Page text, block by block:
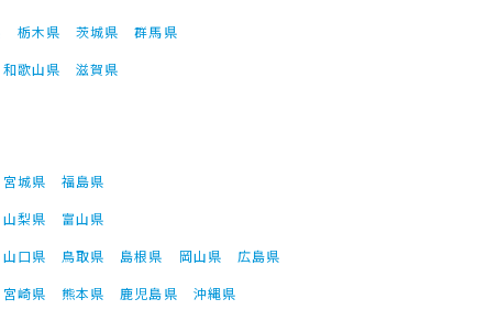
栃木県 茨城県
群馬県
和歌山県
滋賀県
宮城県
福島県
山梨県
富山県
山口県 鳥取県 島根県 岡山県
広島県
宮崎県 熊本県 鹿児島県 沖縄県